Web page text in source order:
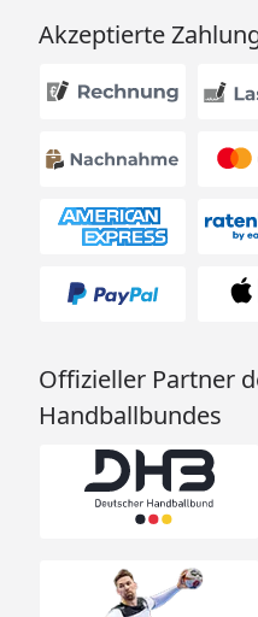
Akzeptierte
Offizieller Partner
Handballbundes